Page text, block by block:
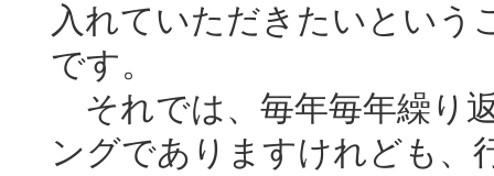
入れていただきたいという
です。
それでは、毎年毎年繰り
ングでありますけれども、